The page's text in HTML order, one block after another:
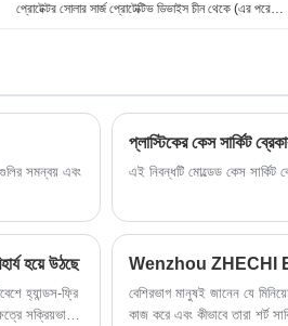
প্রোটেক্টর সোলার সার্জ প্রোটেক্টিভ ডিভাইস চীন থেকে (এর পরে
পরোক্ষ এবং প্রত্যক্ষ বজ্রপাত থেকে রক্ষা করে প্রভাব বা অন্যান্য
ট্রানজি বৈদ্যুতিক রেটিং: DC 1500V
সমন্বয় এবং
প্লাস্টিকের কেস সার্কিট
এই নিবন্ধটি মোল্ডেড কেস সার্কিট
হয়ে উঠছে
হ্যান্ডস-ফ্রি
সক্রিয়ভাবে
Wenzhou ZHECHI
বেশিরভাগ মানুষই জানেন যে
কাজ করে এবং কীভাবে তারা শর্ট